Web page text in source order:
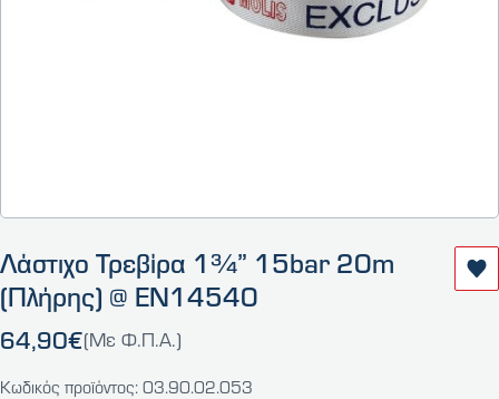
Λάστιχο Τρεβίρα 1¾” 15bar 20m
(Πλήρης) @ EN14540
64,90€(Με Φ.Π.Α.)
Κωδικός προϊόντος: 03.90.02.053